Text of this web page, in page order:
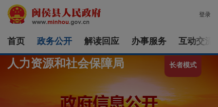
登录
首页 政务公开 解读回应 办事服务 互动交流
长者模式
人力资源和社会保障局